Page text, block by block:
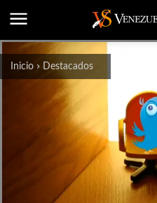
Inicio Destacados